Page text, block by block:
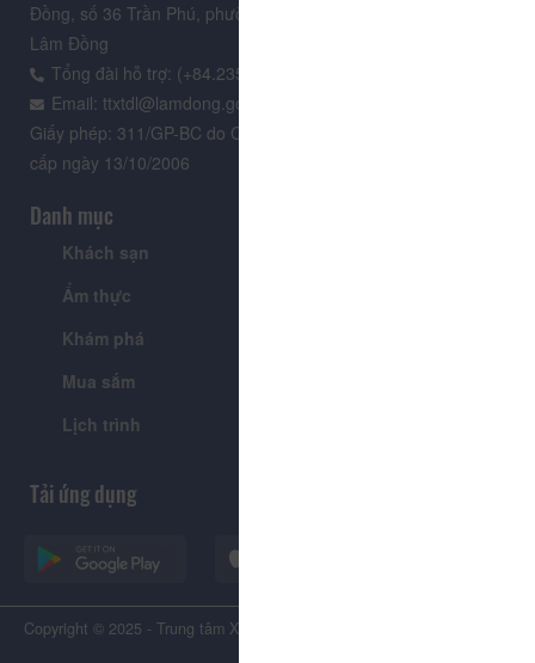
Đồng, số 36 Trần Phú, phường Xuân Hương - Đà Lạt, tỉnh
Lâm Đồng
Tổng đài hỗ trợ: (+84.235) 3.916.961
Email: ttxtdl@lamdong.gov.vn
Giấy phép: 311/GP-BC do Cục Báo chí - Bộ Văn hóa Thông tin
cấp ngày 13/10/2006
Danh mục
Khách sạn
Ẩm thực
Khám phá
Mua sắm
Lịch trình
Tải ứng dụng
Copyright © 2025 - Trung tâm Xúc tiến Du lịch Tỉnh Lâm Đồng